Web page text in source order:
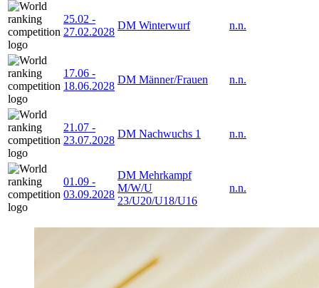
25.02 -
27.02.2028
DM Winterwurf n.n.
17.06 -
18.06.2028
DM Männer/Frauen n.n.
21.07 -
23.07.2028
DM Nachwuchs 1 n.n.
01.09 -
03.09.2028
DM Mehrkampf
M/W/U
23/U20/U18/U16
n.n.